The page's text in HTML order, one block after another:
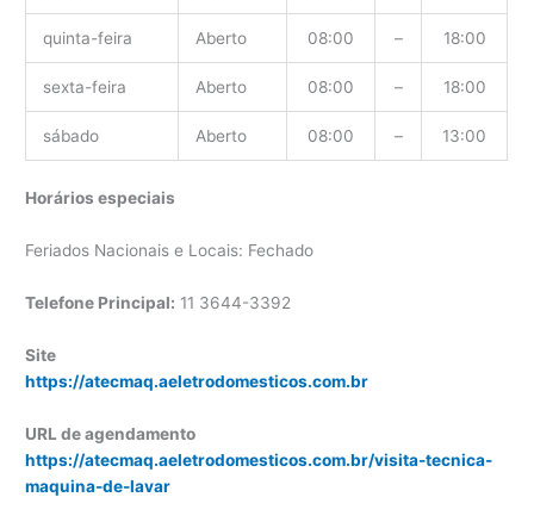
quinta-feira Aberto 08:00 – 18:00
sexta-feira Aberto 08:00 – 18:00
sábado Aberto 08:00 – 13:00
Horários especiais
Feriados Nacionais e Locais: Fechado
Telefone Principal: 11 3644-3392
Site
https://atecmaq.aeletrodomesticos.com.br
URL de agendamento
https://atecmaq.aeletrodomesticos.com.br/visita-tecnica-
maquina-de-lavar